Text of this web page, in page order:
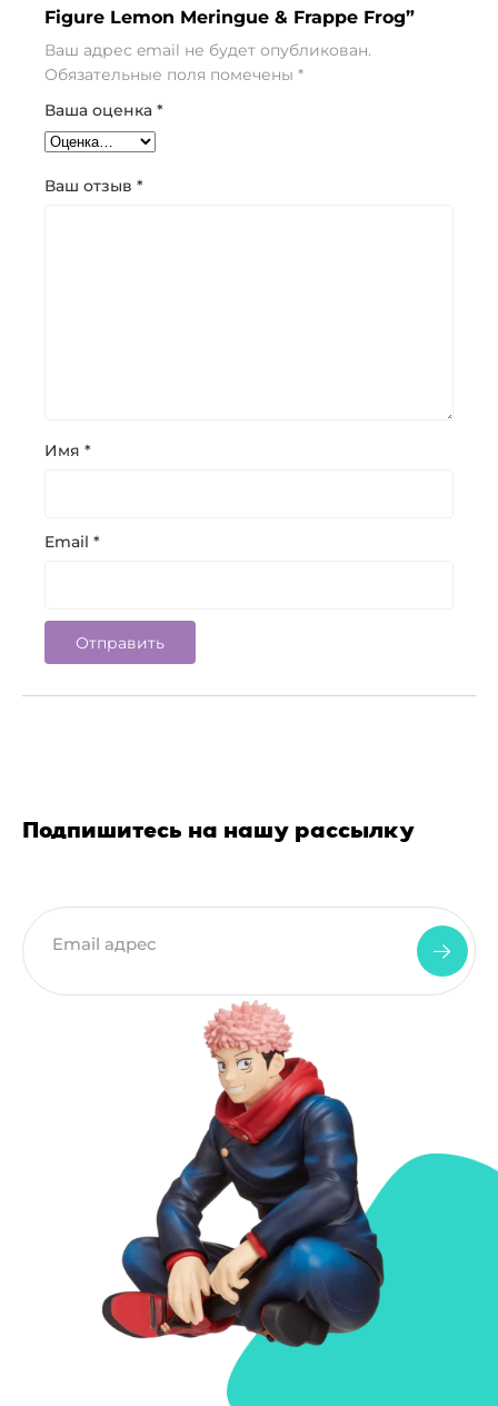
Figure Lemon Meringue & Frappe Frog”
Ваш адрес email не будет опубликован.
Обязательные поля помечены *
Ваша оценка *
Ваш отзыв *
Имя *
Email *
Подпишитесь на нашу рассылку